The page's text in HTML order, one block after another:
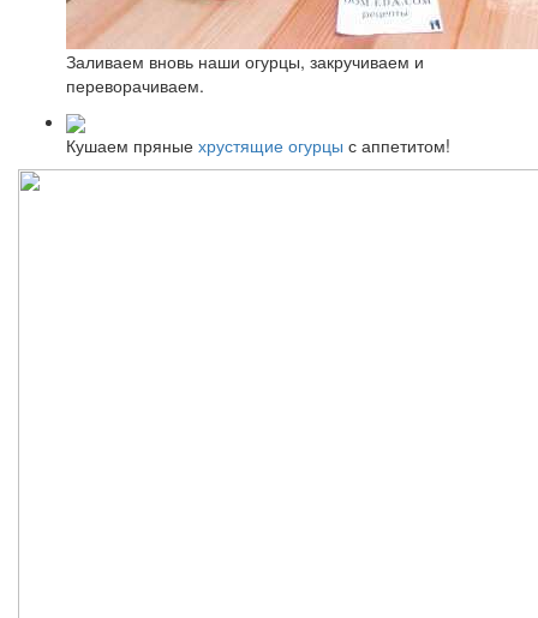
Заливаем вновь наши огурцы, закручиваем и
переворачиваем.
Кушаем пряные хрустящие огурцы с аппетитом!